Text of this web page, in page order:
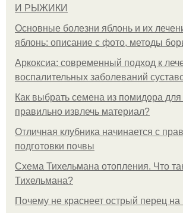
И РЫЖИКИ
Основные болезни яблонь и их
яблонь: описание с фото, методы
Аркоксиа: современный подход к
воспалительных заболеваний
Как выбрать семена из помидора
правильно извлечь материал?
Отличная клубника начинается с
подготовки почвы
Схема Тихельмана отопления. Что
Тихельмана?
Почему не краснеет острый перец на